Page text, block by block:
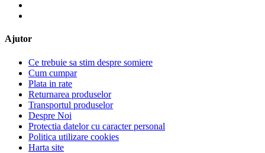
Ajutor
Ce trebuie sa stim despre somiere
Cum cumpar
Plata in rate
Returnarea produselor
Transportul produselor
Despre Noi
Protectia datelor cu caracter personal
Politica utilizare cookies
Harta site